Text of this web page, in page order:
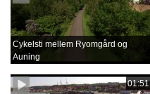
Cykelsti mellem Ryomgård og
Auning
01:51